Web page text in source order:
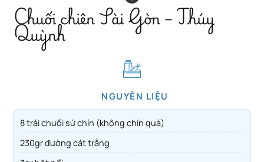
Chuối chiên Sài Gòn – Thúy
Quỳnh
NGUYÊN LIỆU
8 trái chuối sứ chín (không chín quá)
230gr đường cát trắng